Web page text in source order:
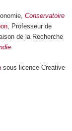
Conservatoire
, Professeur de
de la Recherche
sous licence Creative